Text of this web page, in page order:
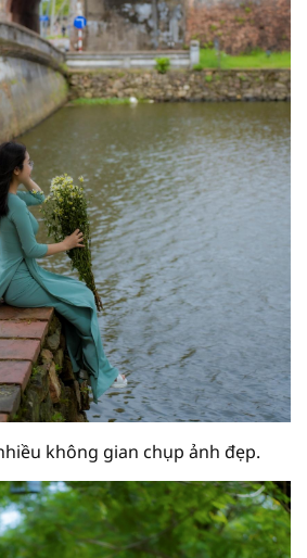
không gian chụp ảnh đẹp.